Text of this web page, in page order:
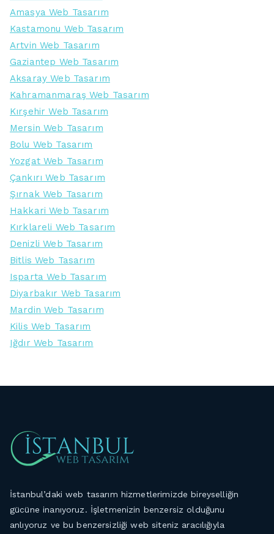
Amasya Web Tasarım
Kastamonu Web Tasarım
Artvin Web Tasarım
Gaziantep Web Tasarım
Aksaray Web Tasarım
Kahramanmaraş Web Tasarım
Kırşehir Web Tasarım
Mersin Web Tasarım
Bolu Web Tasarım
Yozgat Web Tasarım
Çankırı Web Tasarım
Şırnak Web Tasarım
Hakkari Web Tasarım
Kırklareli Web Tasarım
Denizli Web Tasarım
Bitlis Web Tasarım
Isparta Web Tasarım
Diyarbakır Web Tasarım
Mardin Web Tasarım
Kilis Web Tasarım
Iğdır Web Tasarım
İstanbul’daki web tasarım hizmetlerimizde bireyselliğin
gücüne inanıyoruz. İşletmenizin benzersiz olduğunu
anlıyoruz ve bu benzersizliği web siteniz aracılığıyla